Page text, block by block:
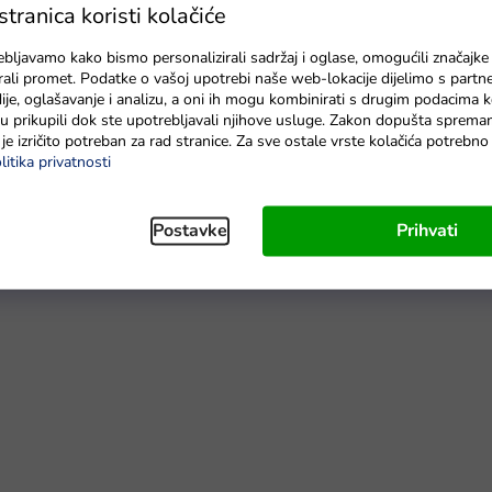
koristi kolačiće
kako bismo personalizirali sadržaj i oglase, omogućili
promet. Podatke o vašoj upotrebi naše web-lokacije dijelimo s
oglašavanje i analizu, a oni ih mogu kombinirati s drugim podacima
prikupili dok ste upotrebljavali njihove usluge. Zakon dopušta
izričito potreban za rad stranice. Za sve ostale vrste kolačića
privatnosti
Postavke Prihvati